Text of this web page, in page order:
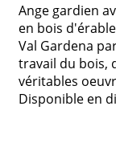
Ange gardien
en bois
Val Gardena
travail du bois,
véritables
Disponible en